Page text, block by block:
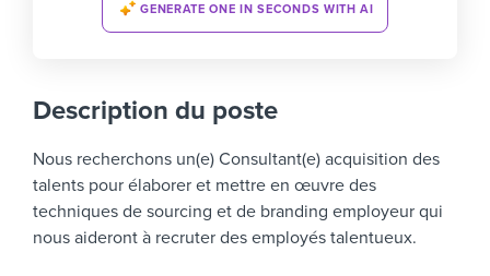
GENERATE ONE IN SECONDS WITH AI
Description du poste
Nous recherchons un(e) Consultant(e) acquisition des
talents pour élaborer et mettre en œuvre des
techniques de sourcing et de branding employeur qui
nous aideront à recruter des employés talentueux.